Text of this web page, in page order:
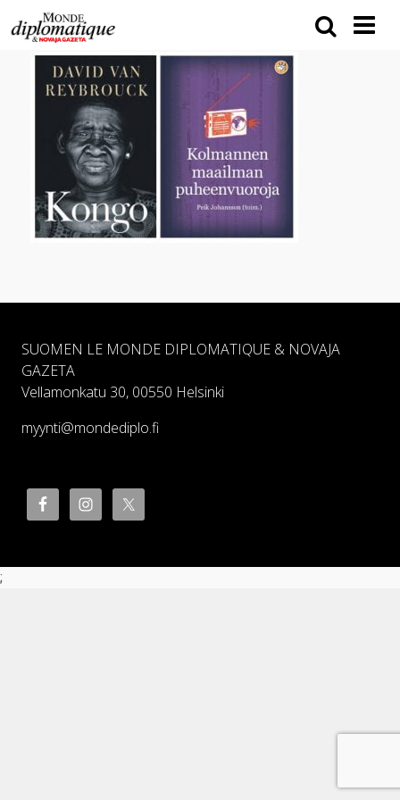
SUOMEN LE MONDE DIPLOMATIQUE & NOVAJA
GAZETA
Vellamonkatu 30, 00550 Helsinki
myynti@mondediplo.fi
;